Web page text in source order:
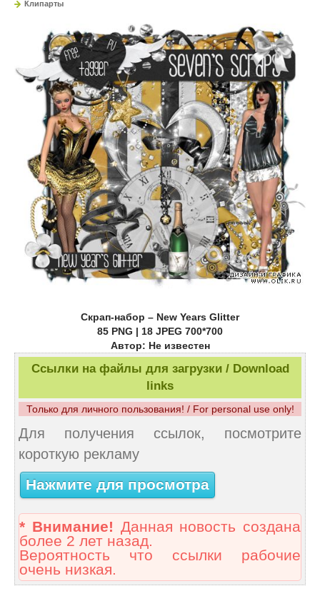
Клипарты
Cкрап-набор – New Years Glitter
85 PNG | 18 JPEG 700*700
Автор: Не известен
Ссылки на файлы для загрузки / Download
links
Только для личного пользования! / For personal use only!
Для получения ссылок, посмотрите
короткую рекламу
Нажмите для просмотра
* Внимание! Данная новость создана
более 2 лет назад.
Вероятность что ссылки рабочие
очень низкая.